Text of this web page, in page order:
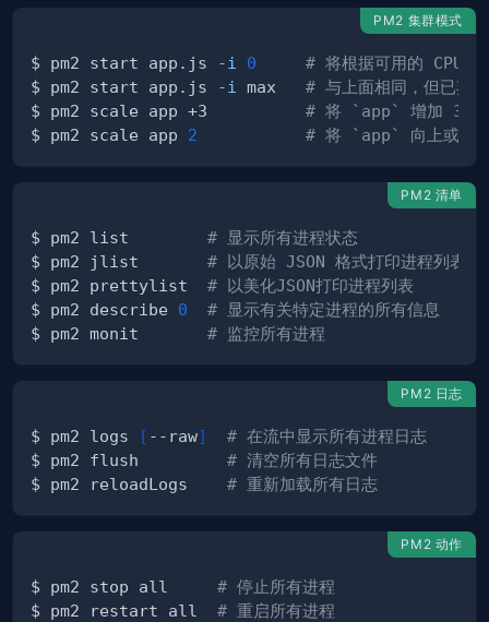
PM2 集群模式
$ pm2 start app.js -i 0
# 将根据可用的 CPU
$ pm2 start app.js
-i max # 与上面相同，但已弃
$ pm2 scale app +3 # 将 `app` 增加 3 名
$ pm2 scale app 2 # 将 `app` 向上或向
PM2 清单
$ pm2 list # 显示所有进程状态
$ pm2 jlist # 以原始 JSON 格式打印进程列表
$ pm2 prettylist # 以美化JSON打印进程列表
$ pm2 describe 0
# 显示有关特定进程的所有信息
$ pm2 monit # 监控所有进程
PM2 日志
$ pm2 logs [ --raw]
# 在流中显示所有进程日志
$ pm2 flush # 清空所有日志文件
$ pm2 reloadLogs # 重新加载所有日志
PM2 动作
$ pm2 stop all # 停止所有进程
$ pm2 restart all # 重启所有进程